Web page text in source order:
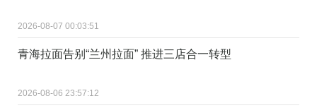
2026-08-07 00:03:51
青海拉面告别“兰州拉面” 推进三店合一转型
2026-08-06 23:57:12